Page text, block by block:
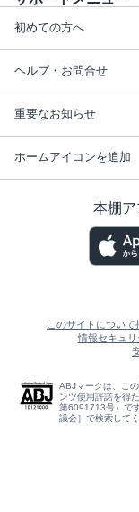
初めての方へ
ヘルプ・お問合せ
重要なお知らせ
ホームアイコンを追加
本棚ア
このサイトについて
情報セキュ
ABJマークは、こ
ンツ使用許諾を得
第6091713号）で
議会］で検索してく